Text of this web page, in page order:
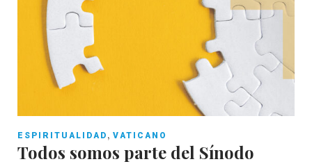
ESPIRITUALIDAD , VATICANO
Todos somos parte del Sínodo